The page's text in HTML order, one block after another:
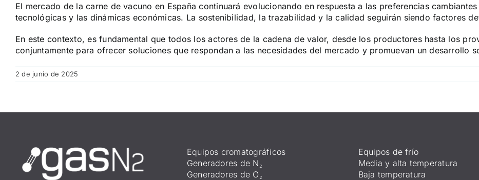
El mercado de la carne de vacuno en España continuará evolucionando en respuesta a las preferencias
tecnológicas y las dinámicas económicas. La sostenibilidad, la trazabilidad y la calidad seguirán siendo factores
En este contexto, es fundamental que todos los actores de la cadena de valor, desde los productores hasta los
conjuntamente para ofrecer soluciones que respondan a las necesidades del mercado y promuevan un desarrollo
2 de junio de 2025
Equipos cromatográficos
Generadores de N₂
Generadores de O₂
Equipos de frío
Media y alta temperatura
Baja temperatura